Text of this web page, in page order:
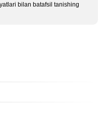
bilan batafsil tanishing